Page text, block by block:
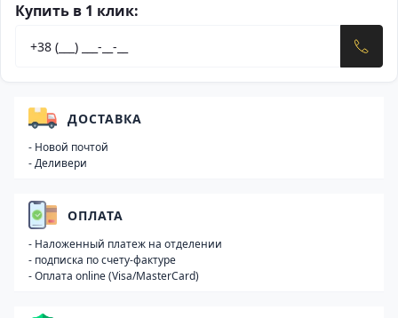
Купить в 1 клик:
ДОСТАВКА
- Новой почтой
- Деливери
ОПЛАТА
- Наложенный платеж на отделении
- подписка по счету-фактуре
- Оплата online (Visa/MasterCard)